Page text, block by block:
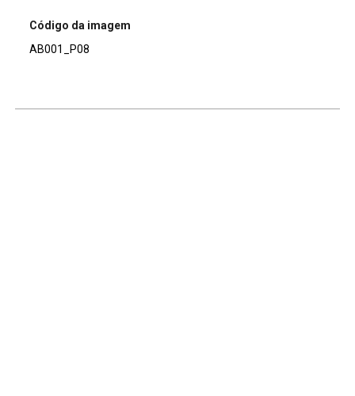
Código da imagem
AB001_P08